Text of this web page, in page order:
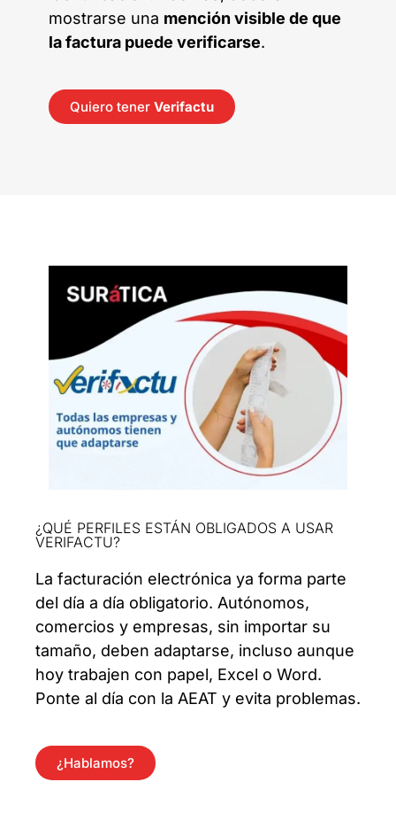
mostrarse una mención visible de que
la factura puede verificarse.
Quiero tener Verifactu
¿QUÉ PERFILES ESTÁN OBLIGADOS A USAR
VERIFACTU?
La facturación electrónica ya forma parte
del día a día obligatorio. Autónomos,
comercios y empresas, sin importar su
tamaño, deben adaptarse, incluso aunque
hoy trabajen con papel, Excel o Word.
Ponte al día con la AEAT y evita problemas.
¿Hablamos?